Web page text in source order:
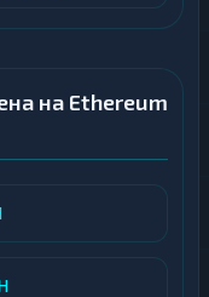
на Ethereum